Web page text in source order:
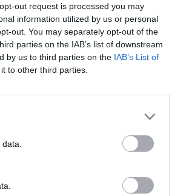
out request is processed you may
information utilized by us or personal
out. You may separately opt-out of the
parties on the IAB’s list of downstream
by us to third parties on the IAB’s List of
to other third parties.
ISCRIVITI
CANALE
NOTIZIE